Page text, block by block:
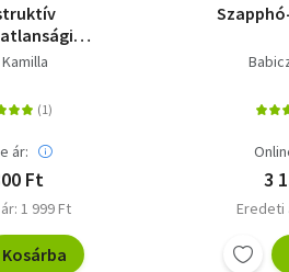
ár:
Ft
1 999 Ft
Kosárba
3
Eredeti